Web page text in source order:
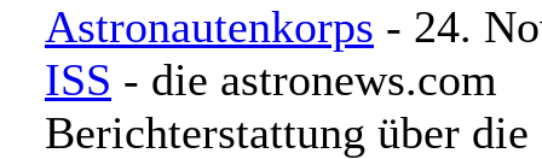
Astronautenkorps - 24.
ISS - die astronews.com
Berichterstattung über die